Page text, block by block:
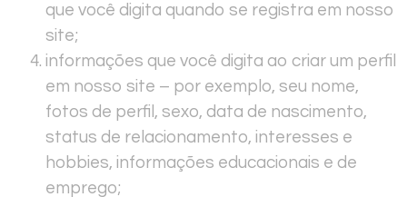
que você digita quando se registra em nosso
site;
informações que você digita ao criar um perfil
em nosso site – por exemplo, seu nome,
fotos de perfil, sexo, data de nascimento,
status de relacionamento, interesses e
hobbies, informações educacionais e de
emprego;